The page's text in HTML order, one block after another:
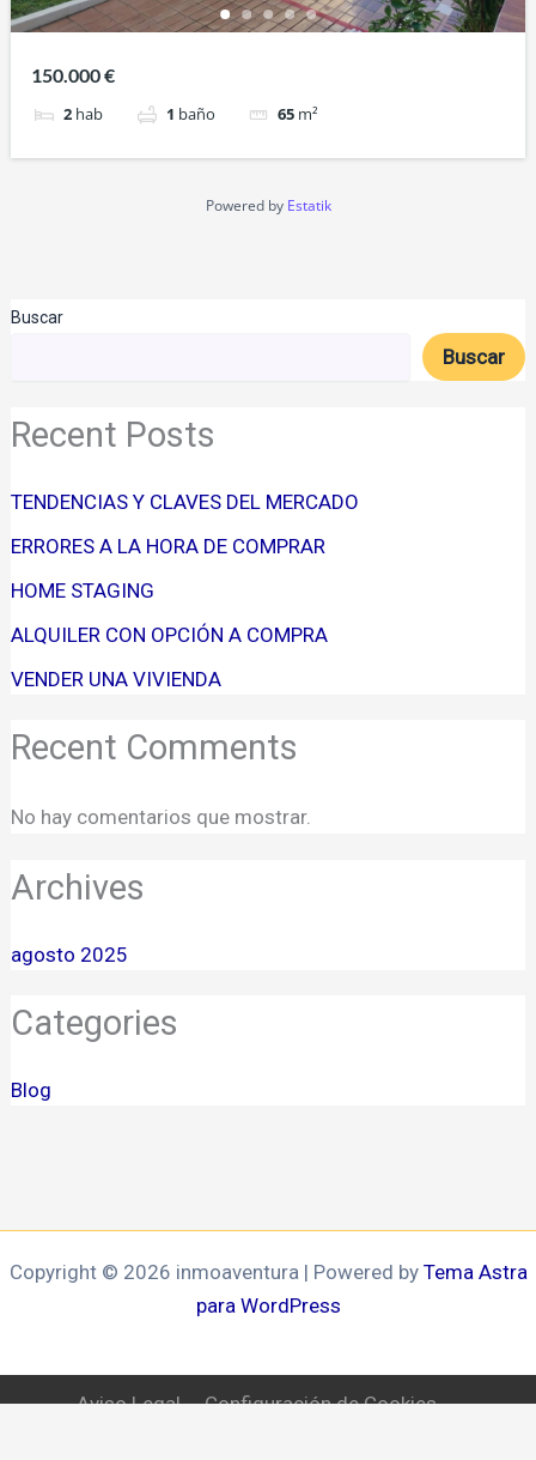
150.000 €
2 hab 1 baño 65 m²
Powered by Estatik
Buscar
Buscar
Recent Posts
TENDENCIAS Y CLAVES DEL MERCADO
ERRORES A LA HORA DE COMPRAR
HOME STAGING
ALQUILER CON OPCIÓN A COMPRA
VENDER UNA VIVIENDA
Recent Comments
No hay comentarios que mostrar.
Archives
agosto 2025
Categories
Blog
Copyright © 2026 inmoaventura | Powered by Tema Astra
para WordPress
Aviso Legal
Configuración de Cookies